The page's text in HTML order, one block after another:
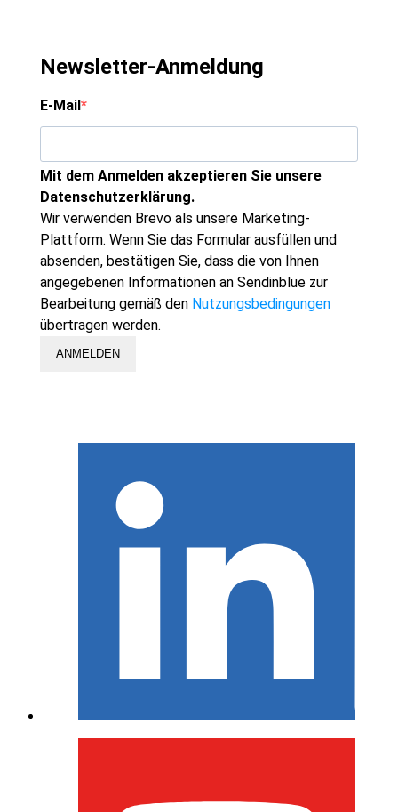
Newsletter-Anmeldung
E-Mail
Mit dem Anmelden akzeptieren Sie unsere
Datenschutzerklärung.
Wir verwenden Brevo als unsere Marketing-
Plattform. Wenn Sie das Formular ausfüllen und
absenden, bestätigen Sie, dass die von Ihnen
angegebenen Informationen an Sendinblue zur
Bearbeitung gemäß den Nutzungsbedingungen
übertragen werden.
ANMELDEN